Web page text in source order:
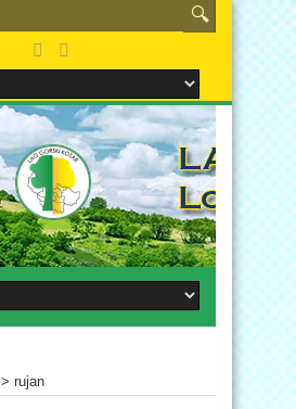
> rujan